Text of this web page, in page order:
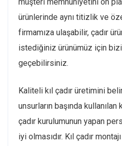
ürünlerinde aynı titizlik ve
firmamıza ulaşabilir, çadır
istediğiniz ürünümüz için
geçebilirsiniz.
Kaliteli kıl çadır üretimini
unsurların başında kullanılan
çadır kurulumunun yapan
iyi olmasıdır. Kıl çadır